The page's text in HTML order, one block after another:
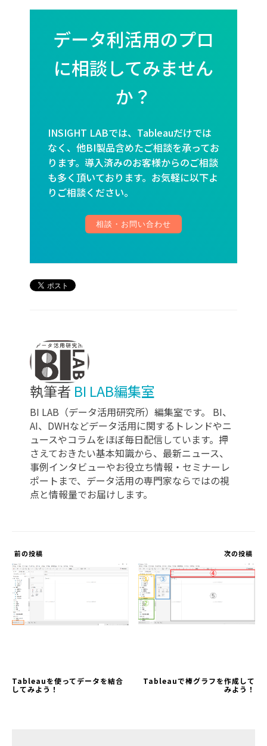
データ利活用のプロ
に相談してみません
か？
INSIGHT LABでは、Tableauだけでは
なく、他BI製品含めたご相談を承ってお
ります。導入済みのお客様からのご相談
も多く頂いております。お気軽に以下よ
りご相談ください。
相談・お問い合わせ
執筆者 BI LAB編集室
BI LAB（データ活用研究所）編集室です。 BI、
AI、DWHなどデータ活用に関するトレンドやニ
ュースやコラムをほぼ毎日配信しています。押
さえておきたい基本知識から、最新ニュース、
事例インタビューやお役立ち情報・セミナーレ
ポートまで、データ活用の専門家ならではの視
点と情報量でお届けします。
前の投稿
Tableauを使ってデータを結合
してみよう！
次の投稿
Tableauで棒グラフを作成して
みよう！